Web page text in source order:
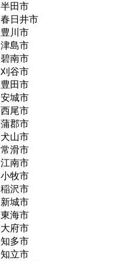
半田市
春日井市
豊川市
津島市
碧南市
刈谷市
豊田市
安城市
西尾市
蒲郡市
犬山市
常滑市
江南市
小牧市
稲沢市
新城市
東海市
大府市
知多市
知立市